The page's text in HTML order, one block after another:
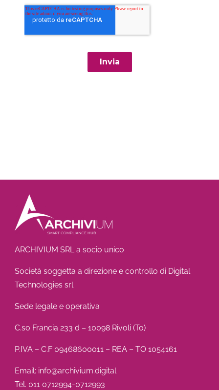
ARCHIVIUM SRL a socio unico
Società soggetta a direzione e controllo di Digital
Technologies srl
Sede legale e operativa
C.so Francia 233 d – 10098 Rivoli (To)
P.IVA – C.F 09468600011 – REA – TO 1054161
Email: info@archivium.digital
Tel. 011 0712994-0712993